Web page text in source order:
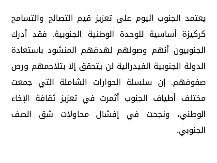
يعتمد الجنوب اليوم على تعزيز قيم التصالح والتسامح
كركيزة أساسية للوحدة الوطنية الجنوبية. فقد أدرك
الجنوبيون أنهم وصولهم لهدفهم المنشود باستعادة
الدولة الجنوبية الفيدرالية لن يتحقق إلا بتلاحمهم ورص
صفوفهم. إن سلسلة الحوارات الشاملة التي جمعت
مختلف أطياف الجنوب أثمرت في تعزيز ثقافة الإخاء
الوطني، ونجحت في إفشال محاولات شق الصف
الجنوبي.